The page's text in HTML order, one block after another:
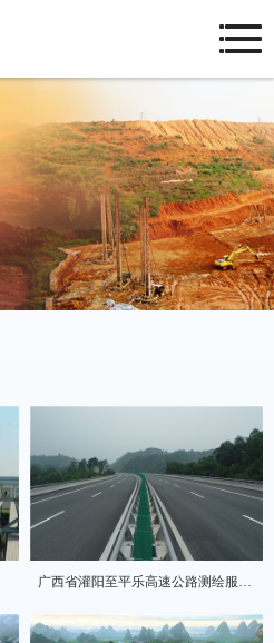
广西省灌阳至平乐高速公路测绘服务项目